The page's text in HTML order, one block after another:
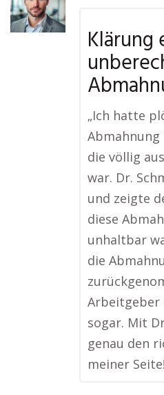
Klärung
„Ich hatte
Abmahnung
die völlig
war. Dr.
und zeigte
diese
unhaltbar
die
Arbeitgeber
sogar. Mit
genau den
meiner